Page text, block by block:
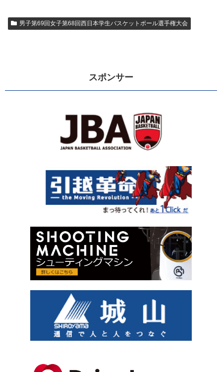
男子第69回女子第68回西日本学生バスケットボール選手権大会
スポンサー